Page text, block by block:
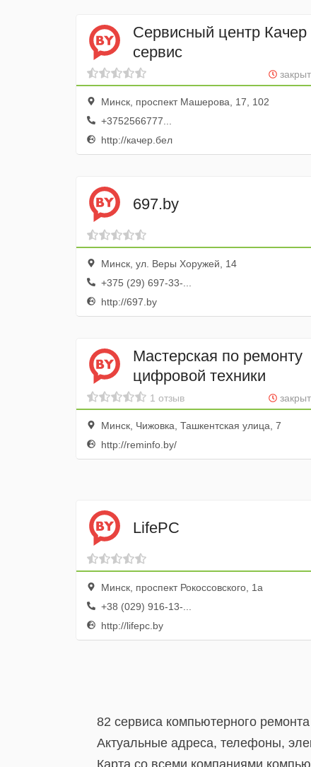
Сервисный центр Качер
сервис
Минск, проспект Машерова, 17, 102
+3752566777...
http://качер.бел
697.by
Минск, ул. Веры Хоружей, 14
+375 (29) 697-33-...
http://697.by
Мастерская по ремонту
цифровой техники
1 отзыв
Минск, Чижовка, Ташкентская улица, 7
http://reminfo.by/
LifePC
Минск, проспект Рокоссовского, 1а
+38 (029) 916-13-...
http://lifepc.by
82 сервиса компьютерного
Актуальные адреса, телефоны,
Карта со всеми компаниями